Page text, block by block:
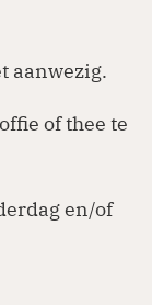
aanwezig.
of thee te
en/of